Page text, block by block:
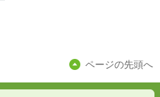
ページの先頭へ